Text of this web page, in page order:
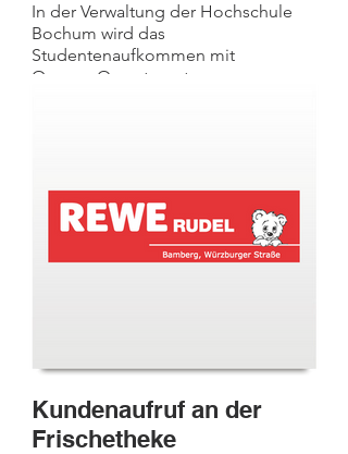
In der Verwaltung der Hochschule
Bochum wird das
Studentenaufkommen mit
Oxygen.Q gesteuert.
Kundenaufruf an der
Frischetheke